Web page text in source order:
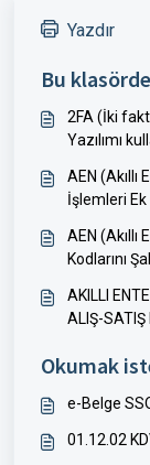
Yazdır
Bu
2FA (İki
Yazılımı
AEN
İşlemleri
AEN (Akıllı
Kodlarını
AKILLI
ALIŞ-
Okumak
e-Belge
01.12.02